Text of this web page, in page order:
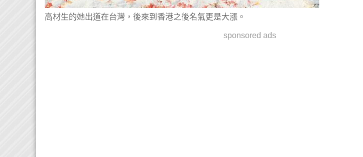
高材生的她出道在台灣，後來到香港之後名氣更是大漲。
sponsored ads